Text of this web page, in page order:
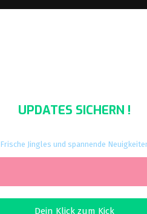
UPDATES SICHERN !
Frische Jingles und spannende